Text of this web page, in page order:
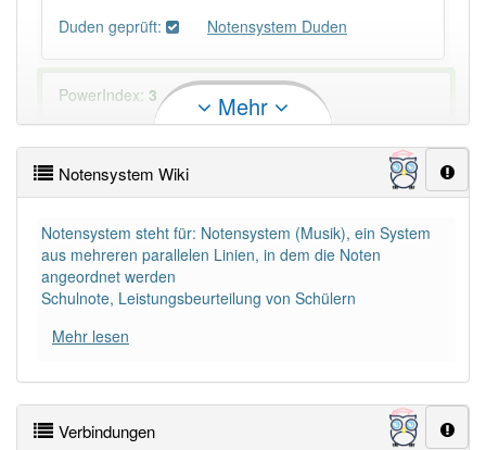
Duden geprüft: Notensystem Duden
PowerIndex: 3
Häufigkeit: 4 von 10
Wörter mit Endung-notensystemaber mit einem
anderen Artikeldas
94% unserer Spielapp-Nutzer haben den Artikel
Mehr
Notensystem Wiki
Notensystem steht für: Notensystem (Musik), ein System
aus mehreren parallelen Linien, in dem die Noten
angeordnet werden
Schulnote, Leistungsbeurteilung von Schülern
Mehr lesen
Verbindungen